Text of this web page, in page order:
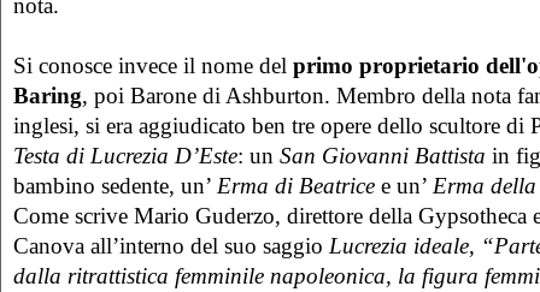
nota.
Si conosce invece il nome del primo proprietario
Baring, poi Barone di Ashburton. Membro della nota
inglesi, si era aggiudicato ben tre opere dello scultore di
Testa di Lucrezia D’Este: un San Giovanni Battista in
bambino sedente, un’ Erma di Beatrice e un’ Erma della
Come scrive Mario Guderzo, direttore della Gypsotheca
Canova all’interno del suo saggio Lucrezia ideale,
dalla ritrattistica femminile napoleonica, la figura